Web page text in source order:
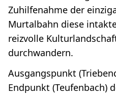
Zuhilfenahme der
Murtalbahn diese
reizvolle
durchwandern.
Ausgangspunkt
Endpunkt (Teufenbach)